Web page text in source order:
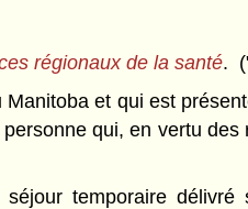
régionaux de la santé.
et qui est
qui, en vertu
temporaire